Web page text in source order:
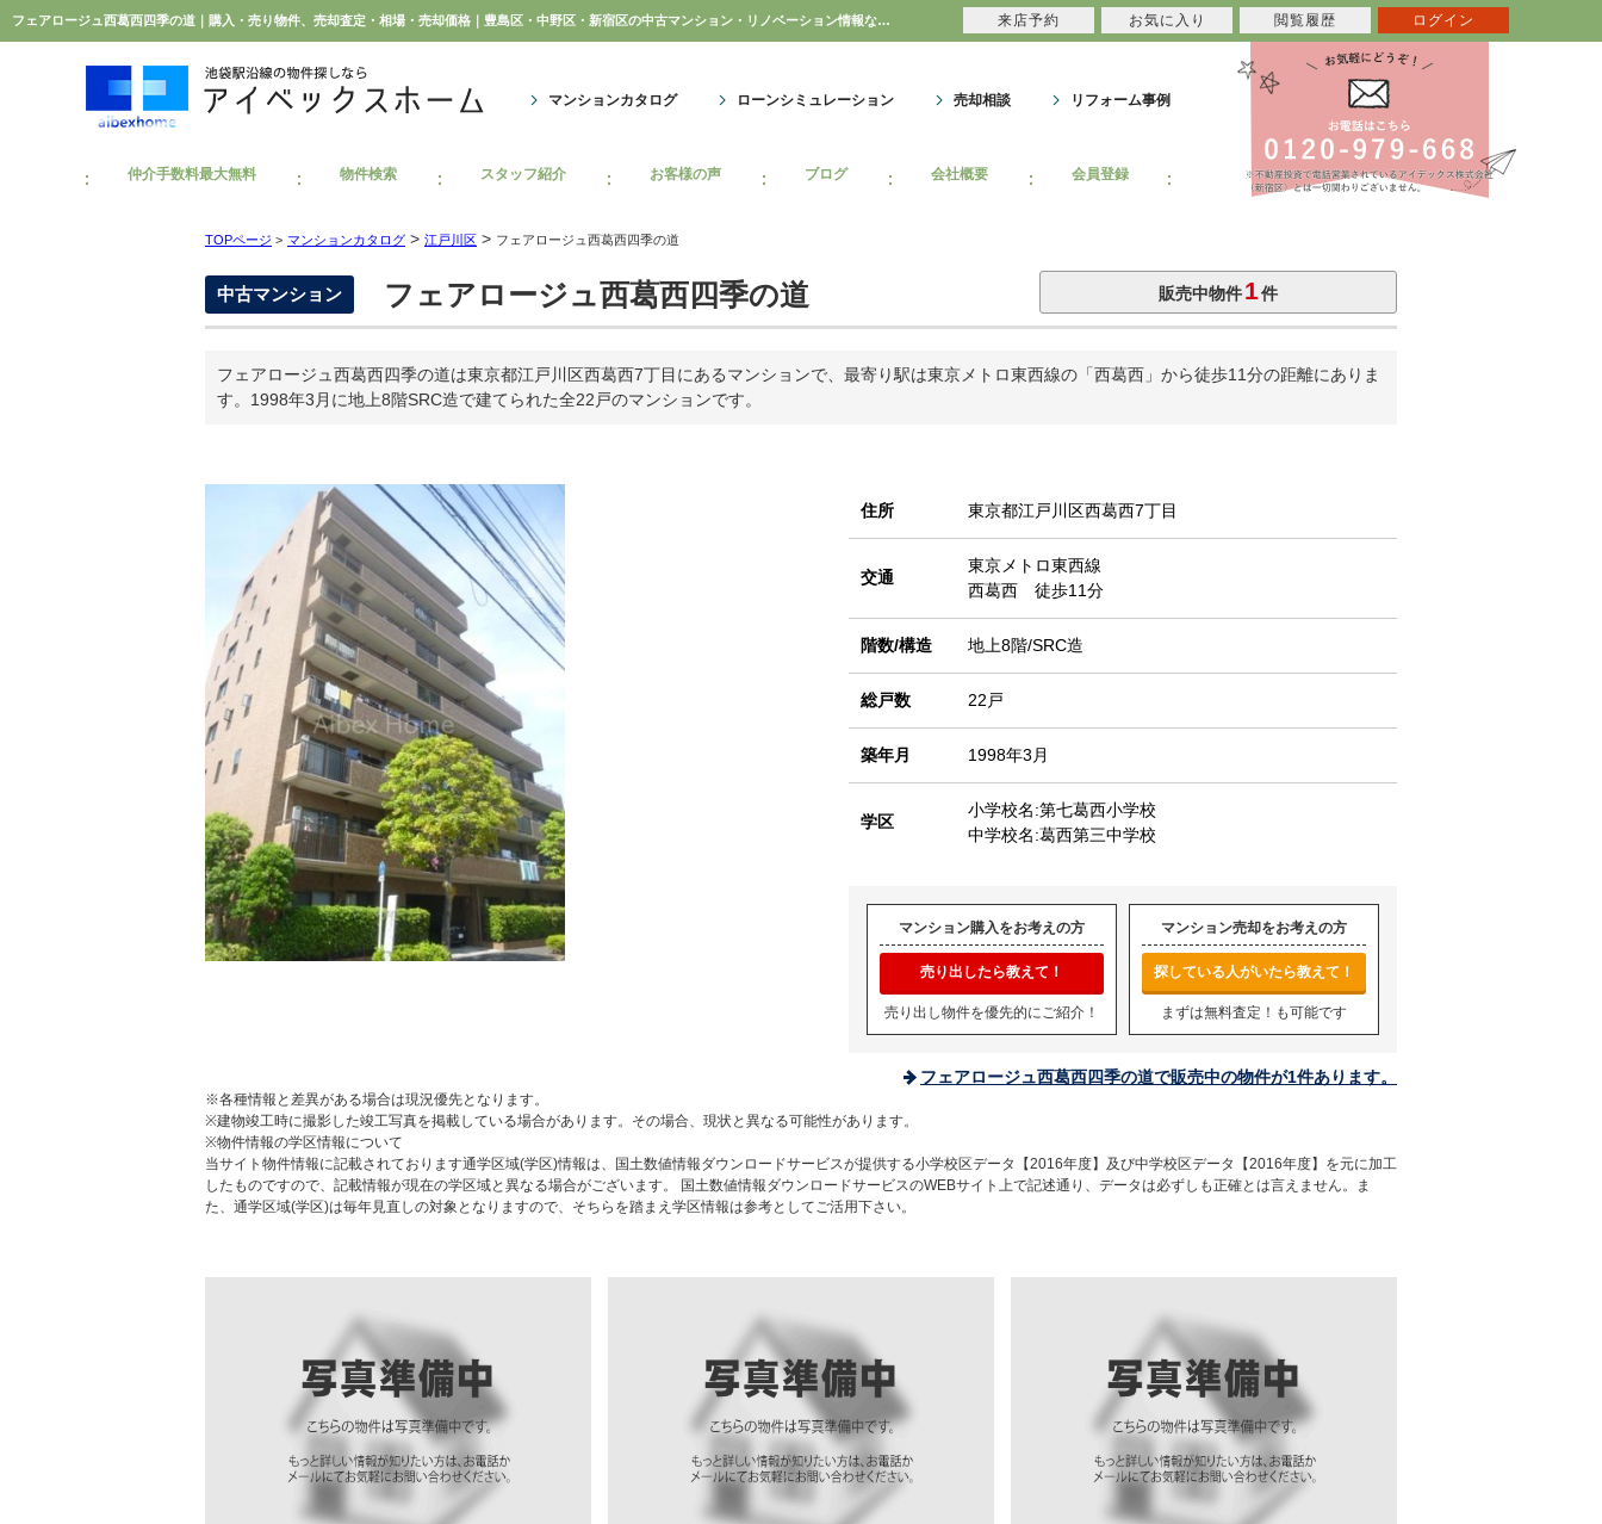
フェアロージュ西葛西四季の道｜購入・売り物件、売却査定・相場・売却価格｜豊島区・中野区・新宿区の中古マンション・リノベーション情報なら池袋のアイベックスホーム！のマンション情報のことならアイベックスホーム株式会社
マンションカタログ ローンシミュレーション 売却相談 リフォーム事例
仲介手数料最大無料 物件検索 スタッフ紹介 お客様の声 ブログ 会社概要 会員登録
TOPページ > マンションカタログ > 江戸川区 > フェアロージュ西葛西四季の道
中古マンション フェアロージュ西葛西四季の道 販売中物件1件
フェアロージュ西葛西四季の道は東京都江戸川区西葛西7丁目にあるマンションで、最寄り駅は東京メトロ東西線の「西葛西」から徒歩11分の距離にありま
す。1998年3月に地上8階SRC造で建てられた全22戸のマンションです。
住所 東京都江戸川区西葛西7丁目
交通
東京メトロ東西線
西葛西 徒歩11分
階数/構造 地上8階/SRC造
総戸数 22戸
築年月 1998年3月
学区
小学校名:第七葛西小学校
中学校名:葛西第三中学校
マンション購入をお考えの方
売り出したら教えて！
売り出し物件を優先的にご紹介！
マンション売却をお考えの方
探している人がいたら教えて！
まずは無料査定！も可能です
フェアロージュ西葛西四季の道で販売中の物件が1件あります。
※各種情報と差異がある場合は現況優先となります。
※建物竣工時に撮影した竣工写真を掲載している場合があります。その場合、現状と異なる可能性があります。
※物件情報の学区情報について
当サイト物件情報に記載されております通学区域(学区)情報は、国土数値情報ダウンロードサービスが提供する小学校区データ【2016年度】及び中学校区データ【2016年度】を元に加工
したものですので、記載情報が現在の学区域と異なる場合がございます。 国土数値情報ダウンロードサービスのWEBサイト上で記述通り、データは必ずしも正確とは言えません。ま
た、通学区域(学区)は毎年見直しの対象となりますので、そちらを踏まえ学区情報は参考としてご活用下さい。
来店予約 お気に入り 閲覧履歴 ログイン